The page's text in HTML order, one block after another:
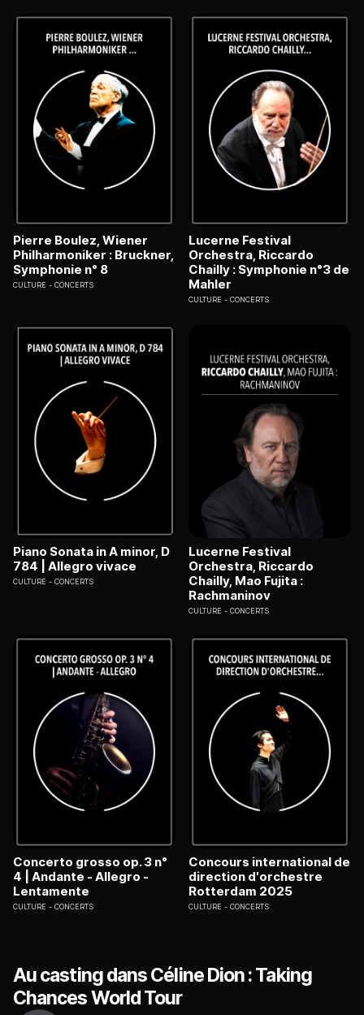
Pierre Boulez, Wiener
Philharmoniker : Bruckner,
Symphonie n° 8
CULTURE CONCERTS
Lucerne Festival
Orchestra, Riccardo
Chailly : Symphonie n°3 de
Mahler
CULTURE CONCERTS
Piano Sonata in A minor, D
784 | Allegro vivace
CULTURE CONCERTS
Lucerne Festival
Orchestra, Riccardo
Chailly, Mao Fujita :
Rachmaninov
CULTURE CONCERTS
Concerto grosso op. 3 n°
4 | Andante - Allegro -
Lentamente
CULTURE CONCERTS
Concours international de
direction d'orchestre
Rotterdam 2025
CULTURE CONCERTS
Au casting dans Céline Dion : Taking
Chances World Tour